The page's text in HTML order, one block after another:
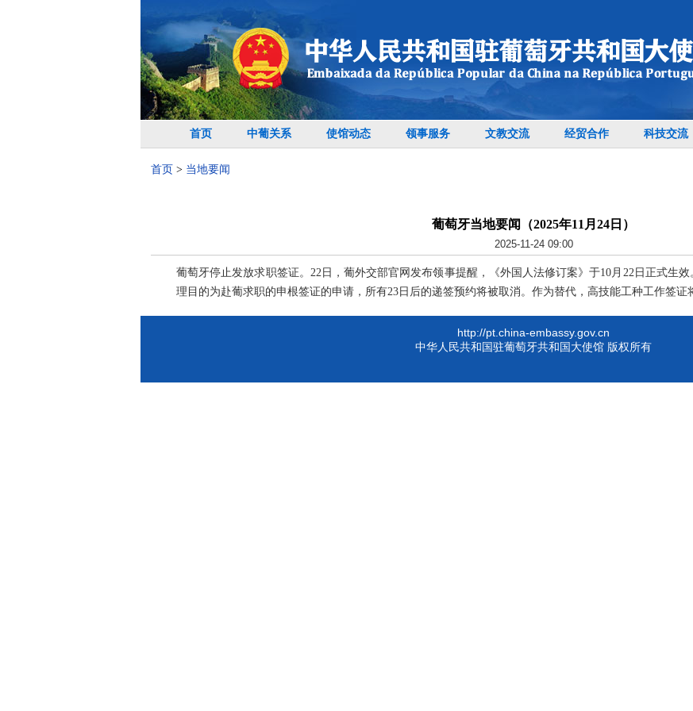
首页 中葡关系 使馆动态 领事服务 文教交流 经贸合作 科技交流
首页 > 当地要闻
葡萄牙当地要闻（2025年11月24日）
2025-11-24 09:00
葡萄牙停止发放求职签证。22日，葡外交部官网发布领事提醒，《外国人法修订案》于10月22日正式生
理目的为赴葡求职的申根签证的申请，所有23日后的递签预约将被取消。作为替代，高技能工种工作签证
http://pt.china-embassy.gov.cn
中华人民共和国驻葡萄牙共和国大使馆 版权所有